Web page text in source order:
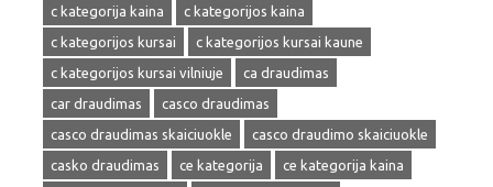
c kategorija kaina
c kategorijos kaina
c kategorijos kursai
c kategorijos kursai kaune
c kategorijos kursai vilniuje
ca draudimas
car draudimas
casco draudimas
casco draudimas skaiciuokle
casco draudimo skaiciuokle
casko draudimas
ce kategorija
ce kategorija kaina